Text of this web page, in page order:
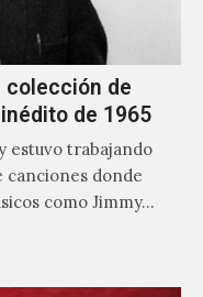
colección de
de 1965
estuvo trabajando
canciones donde
como Jimmy…